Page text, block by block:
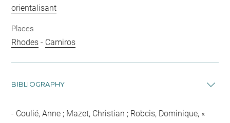
orientalisant
Places
Rhodes - Camiros
BIBLIOGRAPHY
Coulié, Anne ; Mazet, Christian ; Robcis, Dominique, «